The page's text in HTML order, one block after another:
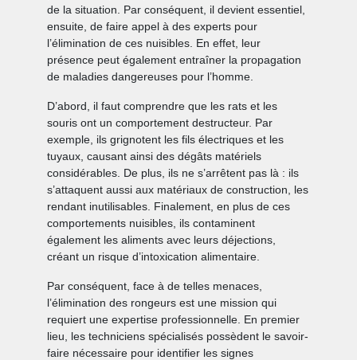
de la situation. Par conséquent, il devient essentiel,
ensuite, de faire appel à des experts pour
l’élimination de ces nuisibles. En effet, leur
présence peut également entraîner la propagation
de maladies dangereuses pour l’homme.
D’abord, il faut comprendre que les rats et les
souris ont un comportement destructeur. Par
exemple, ils grignotent les fils électriques et les
tuyaux, causant ainsi des dégâts matériels
considérables. De plus, ils ne s’arrêtent pas là : ils
s’attaquent aussi aux matériaux de construction, les
rendant inutilisables. Finalement, en plus de ces
comportements nuisibles, ils contaminent
également les aliments avec leurs déjections,
créant un risque d’intoxication alimentaire.
Par conséquent, face à de telles menaces,
l’élimination des rongeurs est une mission qui
requiert une expertise professionnelle. En premier
lieu, les techniciens spécialisés possèdent le savoir-
faire nécessaire pour identifier les signes